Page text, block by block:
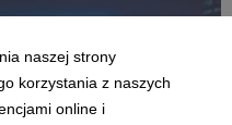
naszej strony
korzystania z naszych
online i